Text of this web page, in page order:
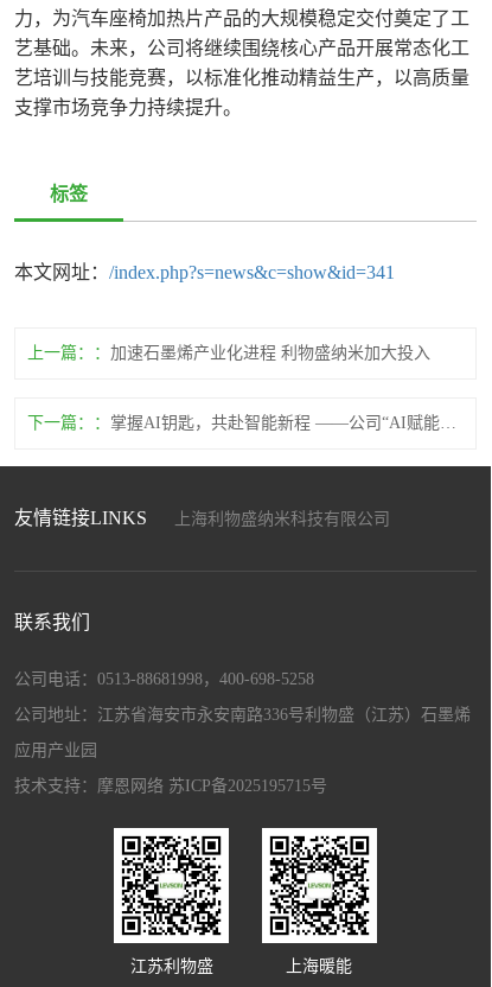
力，为汽车座椅加热片产品的大规模稳定交付奠定了工
艺基础。未来，公司将继续围绕核心产品开展常态化工
艺培训与技能竞赛，以标准化推动精益生产，以高质量
支撑市场竞争力持续提升。
标签
本文网址：/index.php?s=news&c=show&id=341
上一篇： 加速石墨烯产业化进程 利物盛纳米加大投入
下一篇：
友情链接LINKS
上海利物盛纳米科技有限公司
联系我们
公司电话：0513-88681998，400-698-5258
公司地址：江苏省海安市永安南路336号利物盛（江苏）石墨烯
应用产业园
技术支持： 摩恩网络 苏ICP备2025195715号
江苏利物盛 上海暖能